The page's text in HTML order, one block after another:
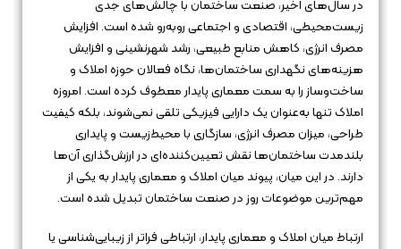
در سال‌های اخیر، صنعت ساختمان با چالش‌های جدی
زیست‌محیطی، اقتصادی و اجتماعی روبه‌رو شده است. افزایش
مصرف انرژی، کاهش منابع طبیعی، رشد شهرنشینی و افزایش
هزینه‌های نگهداری ساختمان‌ها، نگاه فعالان حوزه املاک و
ساخت‌وساز را به سمت معماری پایدار معطوف کرده است. امروزه
املاک تنها به‌عنوان یک دارایی فیزیکی تلقی نمی‌شوند، بلکه کیفیت
طراحی، میزان مصرف انرژی، سازگاری با محیط‌زیست و پایداری
بلندمدت ساختمان‌ها نقش تعیین‌کننده‌ای در ارزش‌گذاری آن‌ها
دارند. در این میان، پیوند میان املاک و معماری پایدار به یکی از
مهم‌ترین موضوعات روز در صنعت ساختمان تبدیل شده است.
ارتباط میان املاک و معماری پایدار، ارتباطی فراتر از زیبایی‌شناسی یا